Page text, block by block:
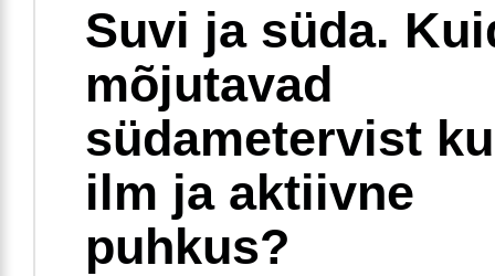
Suvi ja süda.
mõjutavad
südametervist
ilm ja aktiivne
puhkus?